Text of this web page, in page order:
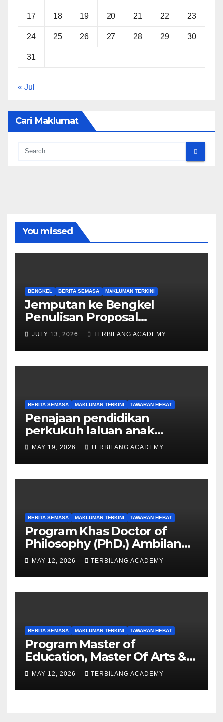
17 18 19 20 21 22 23
24 25 26 27 28 29 30
31
« Jul
Cari Maklumat
You missed
BENGKEL BERITA SEMASA MAKLUMAN TERKINI
Jemputan ke Bengkel
Penulisan Proposal
Permohonan Kemasukan
Program Khas Doktor
Falsafah (PhD).
JULY 13, 2026 TERBILANG ACADEMY
BERITA SEMASA MAKLUMAN TERKINI TAWARAN HEBAT
Penajaan pendidikan
perkukuh laluan anak
Sarawak ke peringkat
Sarjana, PhD
MAY 19, 2026 TERBILANG ACADEMY
BERITA SEMASA MAKLUMAN TERKINI TAWARAN HEBAT
Program Khas Doctor of
Philosophy (PhD.) Ambilan
September 2026 Kini Dibuka
MAY 12, 2026 TERBILANG ACADEMY
BERITA SEMASA MAKLUMAN TERKINI TAWARAN HEBAT
Program Master of
Education, Master Of Arts &
Master of Science UPSI
Ambilan September 2026
Kini Dibuka
MAY 12, 2026 TERBILANG ACADEMY